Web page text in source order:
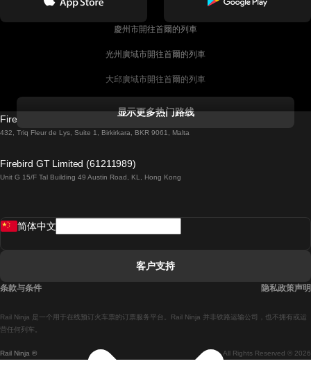
慶州市開往首爾的列車
光州廣域市開往首爾的列車
大邱廣域市開往首爾的列車
都柏林開往戈尔韦的列車
羅馬開往拿坡里的列車
馬德里開往巴塞罗那的列車
显示更多热门路线
Firebird GT Limited (OC 1451)
432, Triq Fleur de Lys, Suite 1, Birkirkara, BKR 9061, Malta
Firebird GT Limited (61211989)
Unit G 15/F Tal Building 49 Austin Road, KL, Hong Kong
Rail Ninja ® All Rights Reserved © 2026
Rail Ninja 是一个用于在线预订火车票的订票服务平台。Rail Ninja 并非铁路运输公司，也不拥有或运
营任何列车。
简体中文
客户支持
条款与条件 隐私政策声明